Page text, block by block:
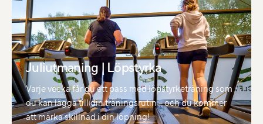
Juliutmaning | Löpstyrka
Varje vecka får du ett pass med löpstyrketräning som
du kan lägga till din träningsrutin – och du kommer
att märka skillnad i din löpning!